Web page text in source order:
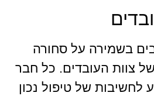
בשמירה על סחורה
צוות העובדים. כל חבר
לחשיבות של טיפול נכון